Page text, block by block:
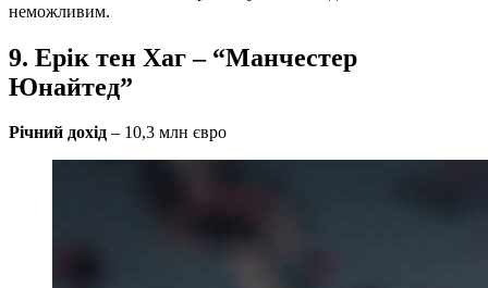
неможливим.
9. Ерік тен Хаг – “Манчестер
Юнайтед”
Річний дохід – 10,3 млн євро